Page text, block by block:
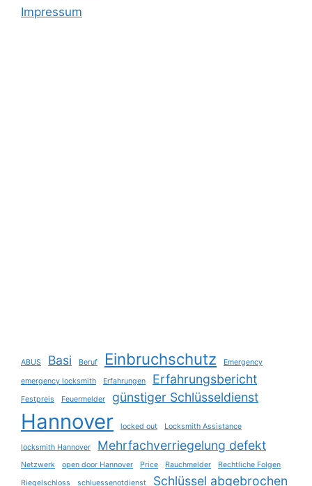
Impressum
ABUS Basi Beruf Einbruchschutz Emergency
emergency locksmith Erfahrungen Erfahrungsbericht
Festpreis Feuermelder günstiger Schlüsseldienst
Hannover locked out Locksmith Assistance
locksmith Hannover Mehrfachverriegelung defekt
Netzwerk open door Hannover Price Rauchmelder
Rechtliche Folgen
Riegelschloss
schluessenotdienst
Schlüssel abgebrochen